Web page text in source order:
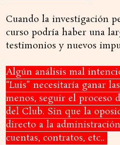
Cuando la investigación
curso podría haber una
testimonios y nuevos
Algún análisis mal
“Luis” necesitaría ganar
menos, seguir el proceso
del Club. Sin que la
directo a la
cuentas, contratos, etc..